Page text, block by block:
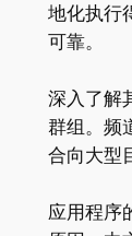
地化执行
可靠。
深入了解
群组。频
合向大型
应用程序